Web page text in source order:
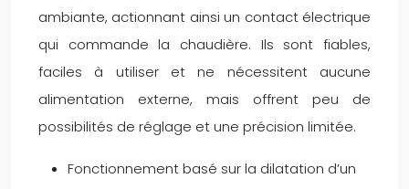
ambiante, actionnant ainsi un contact électrique
qui commande la chaudière. Ils sont fiables,
faciles à utiliser et ne nécessitent aucune
alimentation externe, mais offrent peu de
possibilités de réglage et une précision limitée.
Fonctionnement basé sur la dilatation d’un